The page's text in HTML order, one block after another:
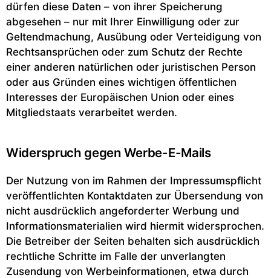
dürfen diese Daten – von ihrer Speicherung
abgesehen – nur mit Ihrer Einwilligung oder zur
Geltendmachung, Ausübung oder Verteidigung von
Rechtsansprüchen oder zum Schutz der Rechte
einer anderen natürlichen oder juristischen Person
oder aus Gründen eines wichtigen öffentlichen
Interesses der Europäischen Union oder eines
Mitgliedstaats verarbeitet werden.
Widerspruch gegen Werbe-E-Mails
Der Nutzung von im Rahmen der Impressumspflicht
veröffentlichten Kontaktdaten zur Übersendung von
nicht ausdrücklich angeforderter Werbung und
Informationsmaterialien wird hiermit widersprochen.
Die Betreiber der Seiten behalten sich ausdrücklich
rechtliche Schritte im Falle der unverlangten
Zusendung von Werbeinformationen, etwa durch